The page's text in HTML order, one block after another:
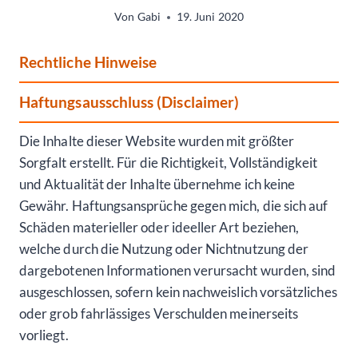
Von Gabi 19. Juni 2020
Rechtliche Hinweise
Haftungsausschluss (Disclaimer)
Die Inhalte dieser Website wurden mit größter
Sorgfalt erstellt. Für die Richtigkeit, Vollständigkeit
und Aktualität der Inhalte übernehme ich keine
Gewähr. Haftungsansprüche gegen mich, die sich auf
Schäden materieller oder ideeller Art beziehen,
welche durch die Nutzung oder Nichtnutzung der
dargebotenen Informationen verursacht wurden, sind
ausgeschlossen, sofern kein nachweislich vorsätzliches
oder grob fahrlässiges Verschulden meinerseits
vorliegt.